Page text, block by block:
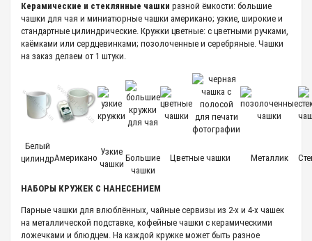
Керамические и стеклянные чашки разной ёмкости: большие
чашки для чая и миниатюрные чашки американо; узкие, широкие и
стандартные цилиндрические. Кружки цветные: с цветными ручками,
каёмками или сердцевинками; позолоченные и серебряные. Чашки
на заказ делаем от 1 штуки.
Белый
цилиндрАмерикано
Узкие
чашки
Большие
чашки
Цветные чашки Металлик
НАБОРЫ КРУЖЕК С НАНЕСЕНИЕМ
Парные чашки для влюблённых, чайные сервизы из 2-х и 4-х чашек
на металлической подставке, кофейные чашки с керамическими
ложечками и блюдцем. На каждой кружке может быть разное